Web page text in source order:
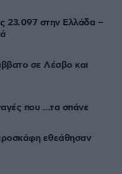
23.097 στην Ελλάδα –
σε Λέσβο και
που …τα σπάνε
εθεάθησαν